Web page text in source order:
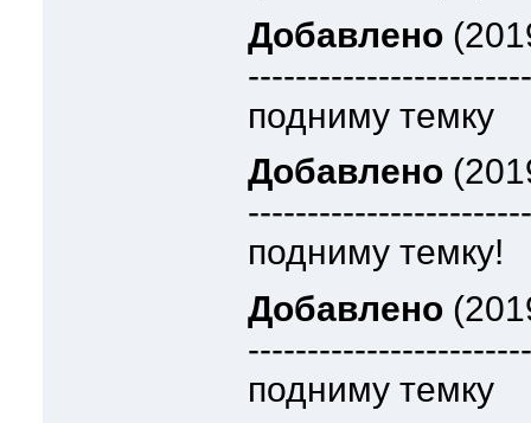
Добавлено
подниму темку
Добавлено
подниму темку!
Добавлено
подниму темку